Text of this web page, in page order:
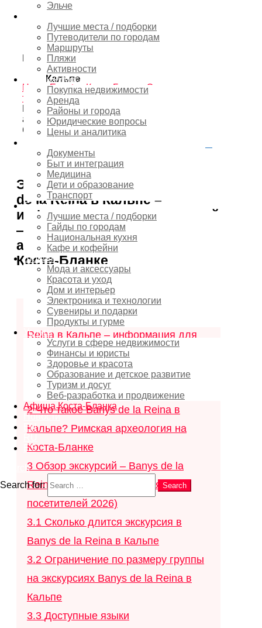
Эльче
Лучшие места / подборки
Путеводители по городам
Маршруты
Пляжи
Активности
Недвижимость
Покупка недвижимости
Аренда
Районы и города
Юридические вопросы
Цены и аналитика
Документы
Быт и интеграция
Медицина
Дети и образование
Транспорт
Гастрономия
Лучшие места / подборки
Гайды по городам
Национальная кухня
Кафе и кофейни
Шопинг
Мода и аксессуары
Красота и уход
Дом и интерьер
Электроника и технологии
Сувениры и подарки
Продукты и гурме
Услуги
Услуги в сфере недвижимости
Финансы и юристы
Здоровье и красота
Образование и детское развитие
Туризм и досуг
Веб-разработка и продвижение
Афиша Коста-Бланка
Новости
EN
ES
Search
Search for:
Search
08:00 - 23:00
Location
Кальпе
HomeEvents - Коста Бланка Экскурсии и
туры
Экскурсии с гидом в Баньос-де-ла-
Рейна в Кальпе — бесплатные
археологические посещения, расписание и
бронирование
2shares
Экскурсии с гидом по Banys
de la Reina в Кальпе –
информация для посетителей
— уникальный римский
археологический памятник на
Коста-Бланке
Содержание скрыть
Экскурсии с гидом по Banys de la
Reina в Кальпе – информация для
посетителей — уникальный римский
археологический памятник на Коста-
Бланке
2 Что такое Banys de la Reina в
Кальпе? Римская археология на
Коста-Бланке
3 Обзор экскурсий – Banys de la
Reina Кальпе (информация для
посетителей 2026)
3.1 Сколько длится экскурсия в
Banys de la Reina в Кальпе
3.2 Ограничение по размеру группы
на экскурсиях Banys de la Reina в
Кальпе
3.3 Доступные языки